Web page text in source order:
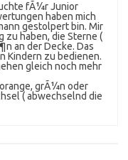
fÃ¼r Junior
haben mich
gestolpert bin. Mir
zu haben, die Sterne (
an der Decke. Das
Kindern zu bedienen.
gleich noch mehr
grÃ¼n oder
( abwechselnd die